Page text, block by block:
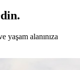
yaşam alanınıza